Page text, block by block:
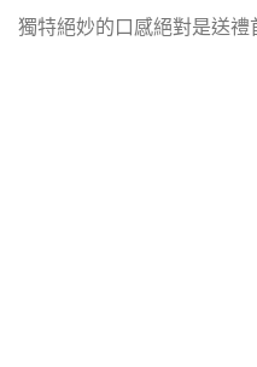
獨特絕妙的口感絕對是送